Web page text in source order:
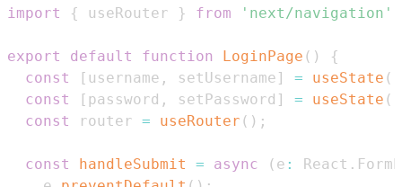
import { useRouter } from 'next/navigation'
export default function LoginPage ( )
{
const
[ username , setUsername ] = useState (
const
[ password , setPassword ] = useState (
const
router = useRouter ( ) ;
const handleSubmit = async ( e : React .